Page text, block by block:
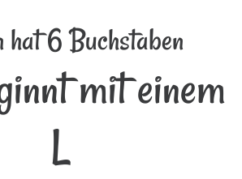
hat 6 Buchstaben
mit einem
L